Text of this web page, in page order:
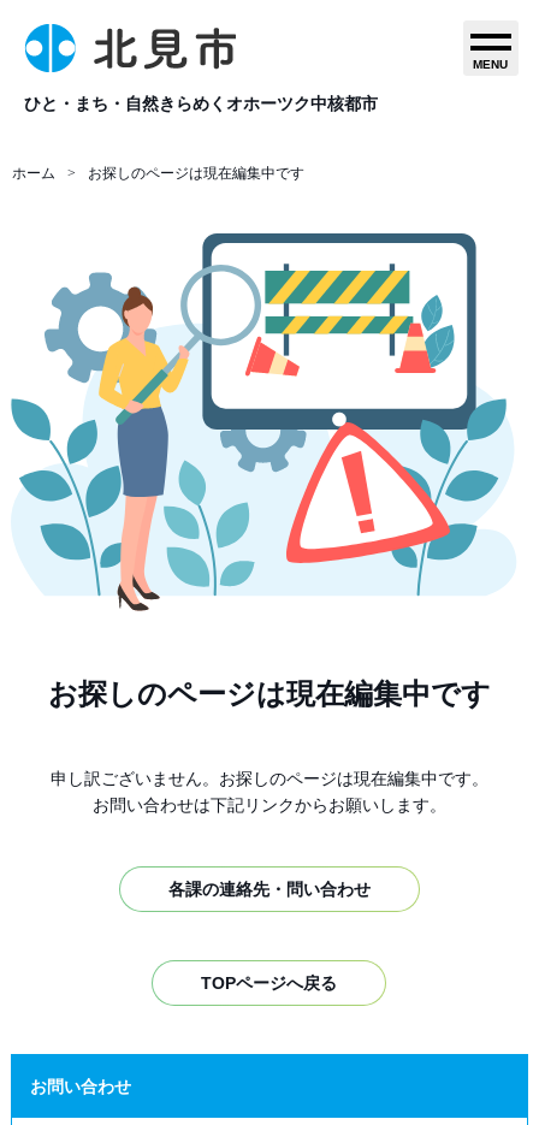
ひと・まち・自然きらめくオホーツク中核都市
MENU
ホーム お探しのページは現在編集中です
お探しのページは現在編集中です
申し訳ございません。お探しのページは現在編集中です。
お問い合わせは下記リンクからお願いします。
各課の連絡先・問い合わせ
TOPページへ戻る
お問い合わせ